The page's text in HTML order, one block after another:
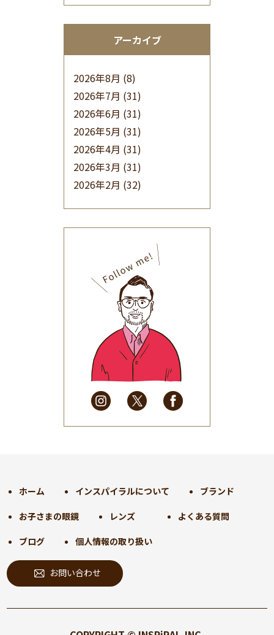
アーカイブ
2026年8月 (8)
2026年7月 (31)
2026年6月 (31)
2026年5月 (31)
2026年4月 (31)
2026年3月 (31)
2026年2月 (32)
(32)
2025年9月(30)
2025年8月(31)
2025年7月(37)
2025年6月(48)
2025年5月
(41)
2025年4月
(32)
2025年3月(31)
2025年2月
(28)
2025年1月
(34)
2024年9月(30)
2024年7月(31)
2024年6月(30)
2024年5月
2024年4月 (32)
2024年2月(31)
2024年1月(45)
ホーム インスパイラルについて ブランド
お子さまの眼鏡 レンズ よくある質問
ブログ 個人情報の取り扱い
お問い合わせ